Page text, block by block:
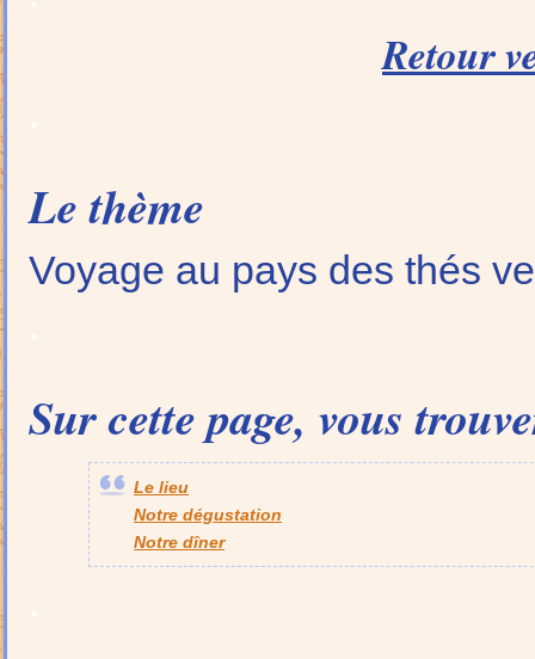
Retour
Le thème
Voyage au pays des thés
Sur cette page, vous
Le lieu
Notre dégustation
Notre dîner